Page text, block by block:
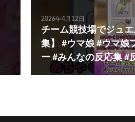
2026年4月12日
チーム競技場でジュ
集】 #ウマ娘 #ウマ娘
ー #みんなの反応集 #